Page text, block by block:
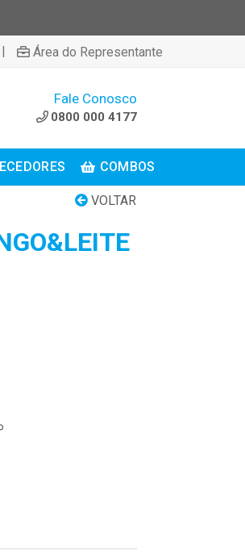
| Área do Representante
Fale Conosco
0800 000 4177
COMBOS
VOLTAR